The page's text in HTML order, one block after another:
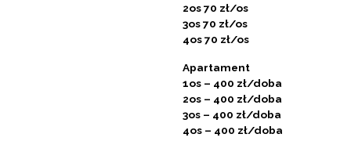
2os 70 zł/os
3os 70 zł/os
4os 70 zł/os
Apartament
1os – 400 zł/doba
2os – 400 zł/doba
3os – 400 zł/doba
4os – 400 zł/doba